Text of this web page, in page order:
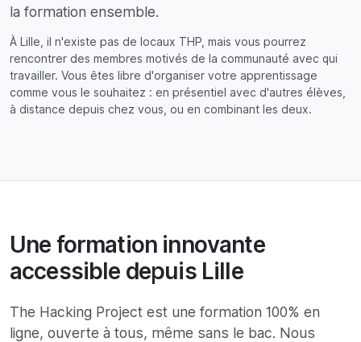
la formation ensemble.
À Lille, il n'existe pas de locaux THP, mais vous pourrez
rencontrer des membres motivés de la communauté avec qui
travailler. Vous êtes libre d'organiser votre apprentissage
comme vous le souhaitez : en présentiel avec d'autres élèves,
à distance depuis chez vous, ou en combinant les deux.
Une formation innovante
accessible depuis Lille
The Hacking Project est une formation 100% en
ligne, ouverte à tous, même sans le bac. Nous